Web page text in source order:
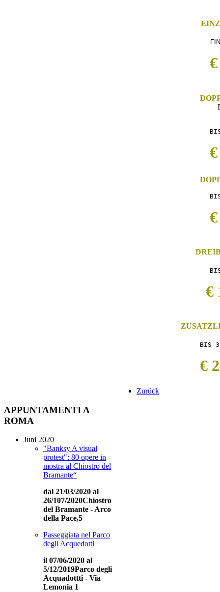
€
BIS
€
Zurück
APPUNTAMENTI A
ROMA
Juni 2020
"Banksy A visual
protest": 80 opere in
mostra al Chiostro del
Bramante“
dal 21/03/2020 al
26/107/2020Chiostro
del Bramante - Arco
della Pace,5
Passeggiata nel Parco
degli Acquedotti
il 07/06/2020 al
5/12/2019Parco degli
Acquadottti - Via
Lemonia 1